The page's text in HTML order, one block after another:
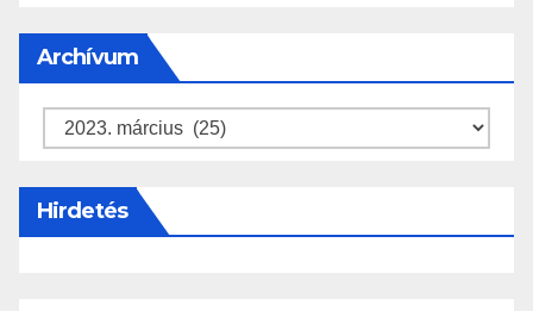
Archívum
Archívum
Hirdetés